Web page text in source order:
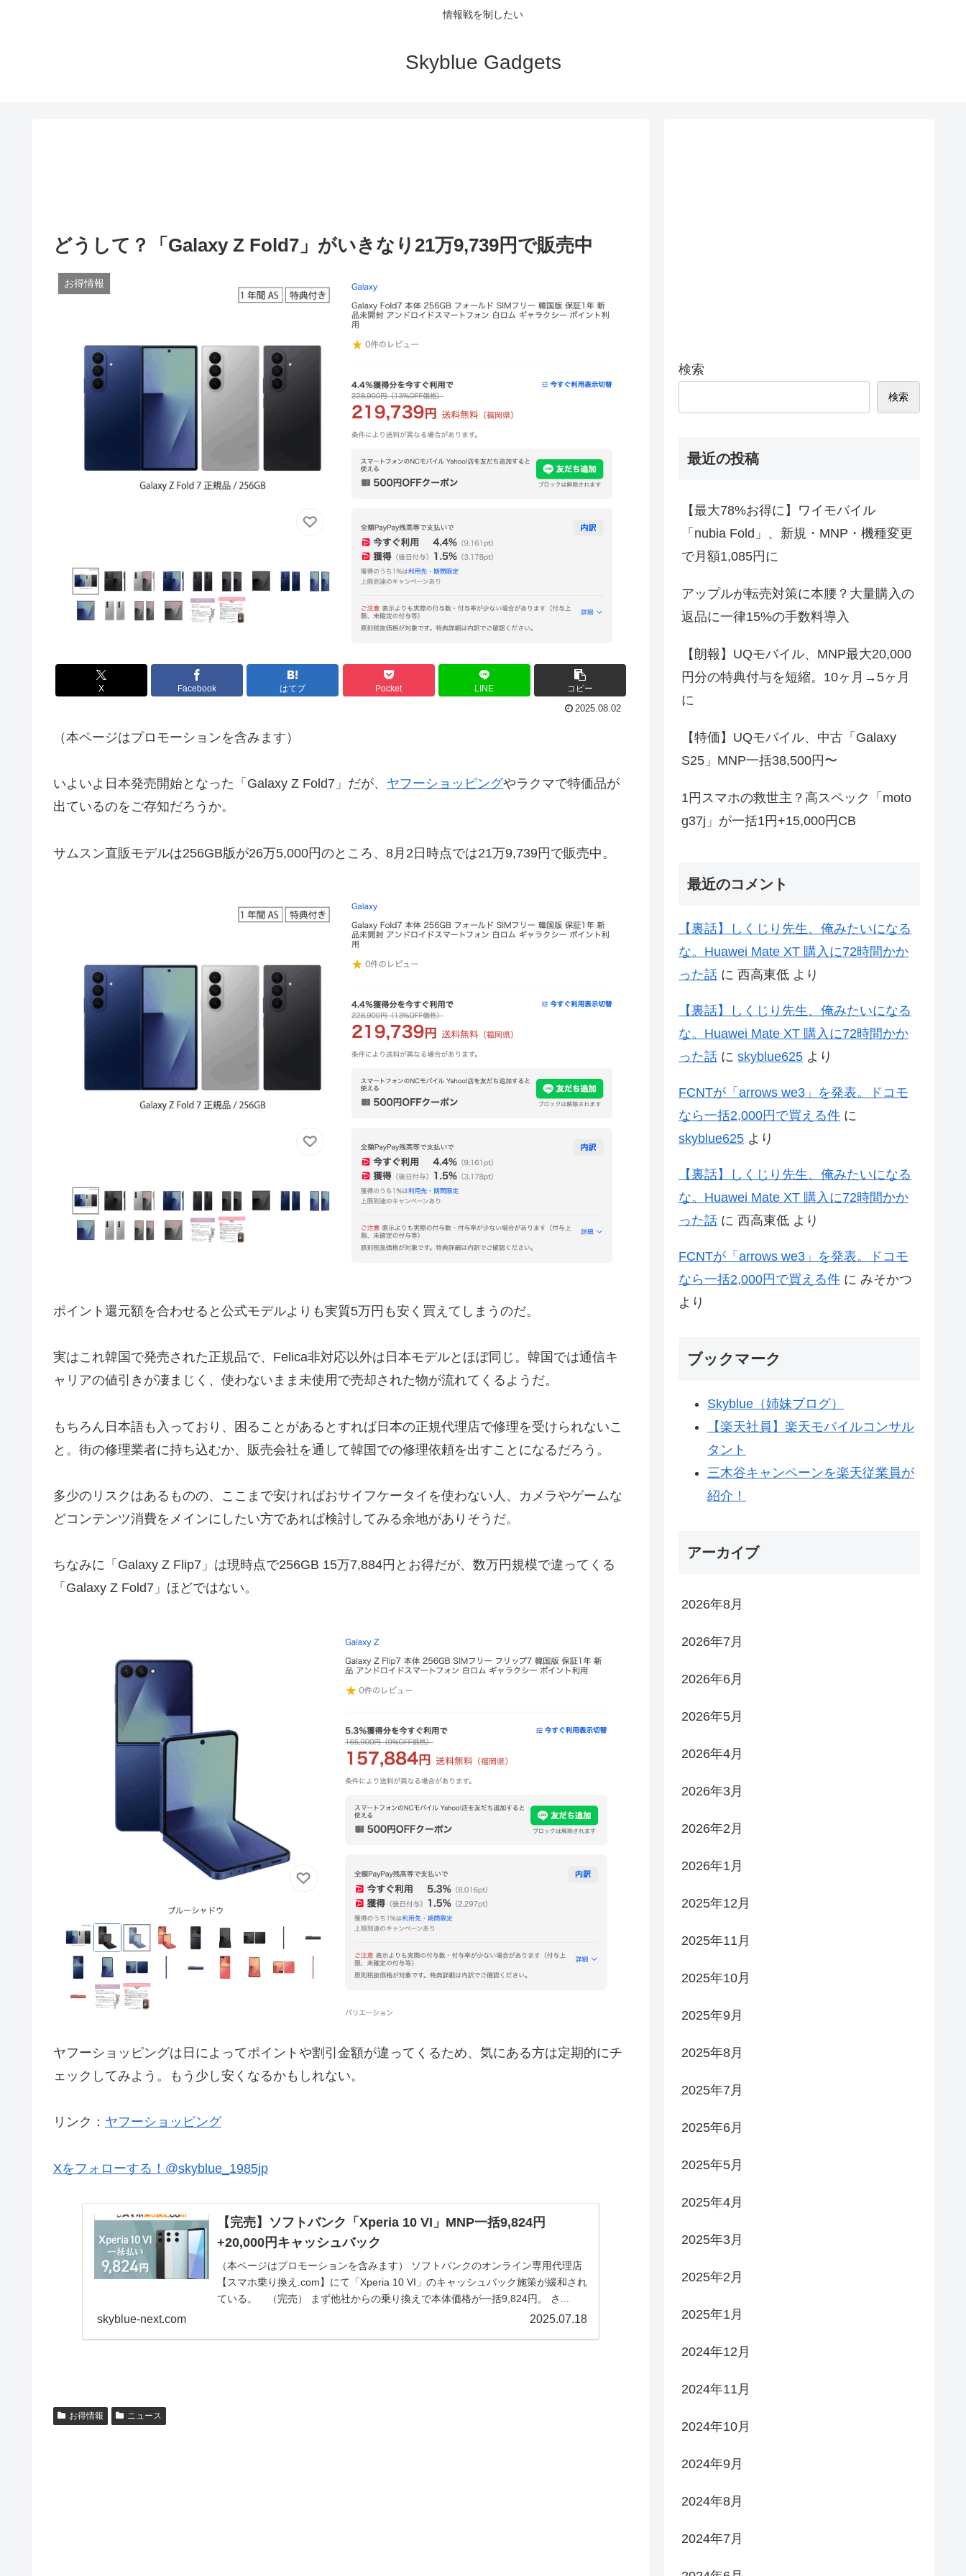
情報戦を制したい
Skyblue Gadgets
どうして？「Galaxy Z Fold7」がいきなり21万9,739円で販売中
お得情報
X Facebook はてブ Pocket LINE コピー
2025.08.02
（本ページはプロモーションを含みます）
いよいよ日本発売開始となった「Galaxy Z Fold7」だが、 ヤフーショッピングやラクマで特価品が
出ているのをご存知だろうか。
サムスン直販モデルは256GB版が26万5,000円のところ、8月2日時点では21万9,739円で販売中。
ポイント還元額を合わせると公式モデルよりも実質5万円も安く買えてしまうのだ。
実はこれ韓国で発売された正規品で、Felica非対応以外は日本モデルとほぼ同じ。韓国では通信キ
ャリアの値引きが凄まじく、使わないまま未使用で売却された物が流れてくるようだ。
もちろん日本語も入っており、困ることがあるとすれば日本の正規代理店で修理を受けられないこ
と。街の修理業者に持ち込むか、販売会社を通して韓国での修理依頼を出すことになるだろう。
多少のリスクはあるものの、ここまで安ければおサイフケータイを使わない人、カメラやゲームな
どコンテンツ消費をメインにしたい方であれば検討してみる余地がありそうだ。
ちなみに「Galaxy Z Flip7」は現時点で256GB 15万7,884円とお得だが、数万円規模で違ってくる
「Galaxy Z Fold7」ほどではない。
ヤフーショッピングは日によってポイントや割引金額が違ってくるため、気にある方は定期的にチ
ェックしてみよう。もう少し安くなるかもしれない。
リンク： ヤフーショッピング
Xをフォローする！@skyblue_1985jp
【完売】ソフトバンク「Xperia 10 VI」MNP一括9,824円
+20,000円キャッシュバック
（本ページはプロモーションを含みます） ソフトバンクのオンライン専用代理店
【スマホ乗り換え.com】にて「Xperia 10 VI」のキャッシュバック施策が緩和され
ている。 （完売） まず他社からの乗り換えで本体価格が一括9,824円。 さ...
skyblue-next.com 2025.07.18
お得情報 ニュース
検索
検索
最近の投稿
【最大78%お得に】ワイモバイル
「nubia Fold」、新規・MNP・機種変更
で月額1,085円に
アップルが転売対策に本腰？大量購入の
返品に一律15%の手数料導入
【朗報】UQモバイル、MNP最大20,000
円分の特典付与を短縮。10ヶ月→5ヶ月
に
【特価】UQモバイル、中古「Galaxy
S25」MNP一括38,500円〜
1円スマホの救世主？高スペック「moto
g37j」が一括1円+15,000円CB
最近のコメント
【裏話】しくじり先生、俺みたいになる
な。Huawei Mate XT 購入に72時間かか
った話 に 西高東低 より
【裏話】しくじり先生、俺みたいになる
な。Huawei Mate XT 購入に72時間かか
った話 に skyblue625 より
FCNTが「arrows we3」を発表。ドコモ
なら一括2,000円で買える件 に
skyblue625 より
【裏話】しくじり先生、俺みたいになる
な。Huawei Mate XT 購入に72時間かか
った話 に 西高東低 より
FCNTが「arrows we3」を発表。ドコモ
なら一括2,000円で買える件 に みそかつ
より
ブックマーク
Skyblue（姉妹ブログ）
【楽天社員】楽天モバイルコンサル
タント
三木谷キャンペーンを楽天従業員が
紹介！
アーカイブ
2026年8月
2026年7月
2026年6月
2026年5月
2026年4月
2026年3月
2026年2月
2026年1月
2025年12月
2025年11月
2025年10月
2025年9月
2025年8月
2025年7月
2025年6月
2025年5月
2025年4月
2025年3月
2025年2月
2025年1月
2024年12月
2024年11月
2024年10月
2024年9月
2024年8月
2024年7月